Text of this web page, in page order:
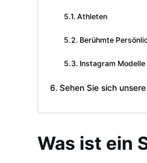
Athleten
Berühmte
Instagram Modelle
Sehen Sie sich
Was ist ein